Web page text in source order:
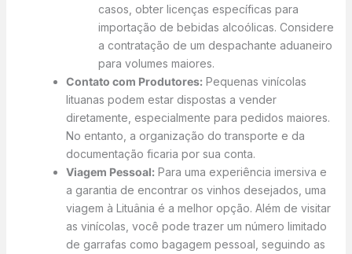
casos, obter licenças específicas para
importação de bebidas alcoólicas. Considere
a contratação de um despachante aduaneiro
para volumes maiores.
Contato com Produtores:Pequenas vinícolas
lituanas podem estar dispostas a vender
diretamente, especialmente para pedidos maiores.
No entanto, a organização do transporte e da
documentação ficaria por sua conta.
Viagem Pessoal:Para uma experiência imersiva e
a garantia de encontrar os vinhos desejados, uma
viagem à Lituânia é a melhor opção. Além de visitar
as vinícolas, você pode trazer um número limitado
de garrafas como bagagem pessoal, seguindo as